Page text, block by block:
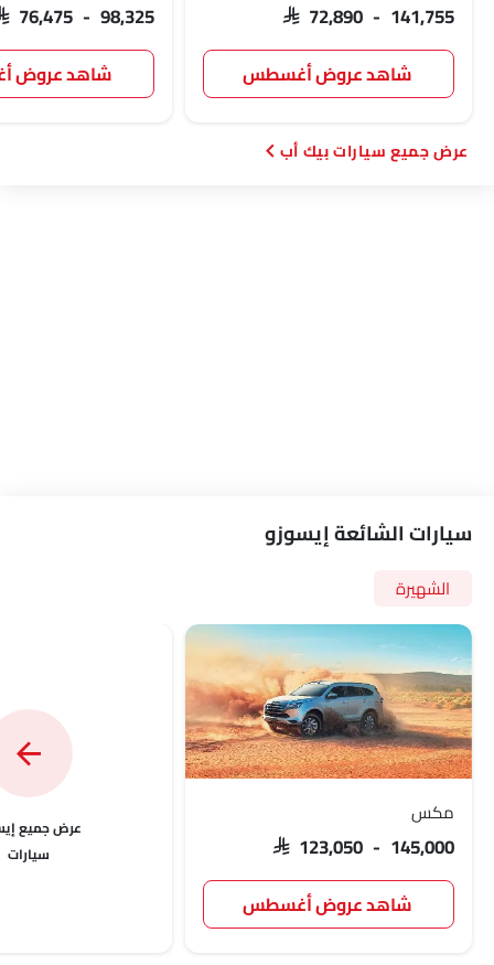
SAR 72,890 - 141,755
شاهد عروض أغسطس
76,475 - 98,325
شاهد عروض
سيارات بيك أب
سيارات الشائعة إيسوزو
الشهيرة
مكس
SAR 123,050 - 145,000
شاهد عروض أغسطس
سيارات